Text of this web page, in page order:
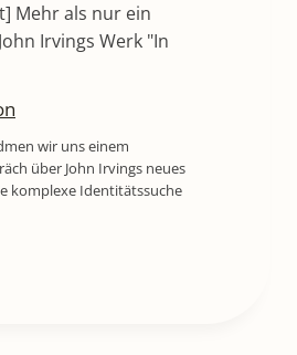
Mehr als nur ein
Irvings Werk "In
wir uns einem
über John Irvings neues
komplexe Identitätssuche